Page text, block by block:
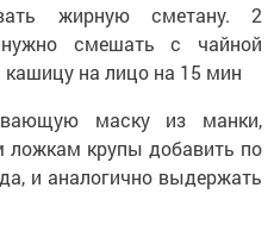
жирную сметану. 2
смешать с чайной
на лицо на 15 мин
маску из манки,
крупы добавить по
и аналогично выдержать